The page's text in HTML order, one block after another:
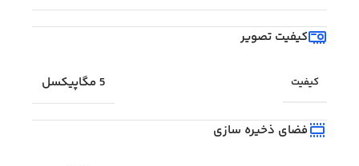
کیفیت تصویر
کیفیت 5 مگاپیکسل
فضای ذخیره سازی